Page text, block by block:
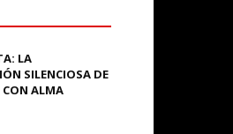
LA
SILENCIOSA DE
ALMA